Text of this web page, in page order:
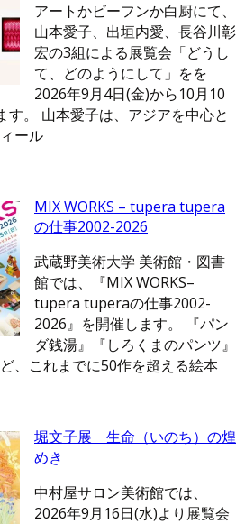
アートかビーフンか白厨にて、
山本愛子、出垣内愛、長谷川彰
宏の3組による展覧会「どうし
て、どのようにして」をを
2026年9月4日(金)から10月10
す。 山本愛子は、アジアを中心と
ール
MIX WORKS – tupera tupera
の仕事2002-2026
武蔵野美術大学 美術館・図書
館では、『MIX WORKS–
tupera tuperaの仕事2002-
2026』を開催します。 『パン
ダ銭湯』『しろくまのパンツ』
、これまでに50作を超える絵本
堀文子展 生命（いのち）の煌
めき
中村屋サロン美術館では、
2026年9月16日(水)より展覧会